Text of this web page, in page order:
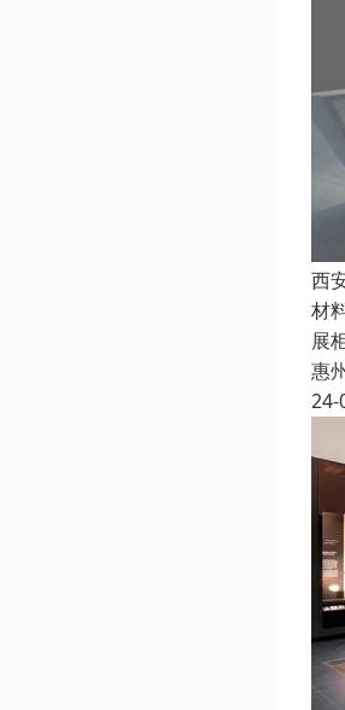
西
材
展
惠
24-